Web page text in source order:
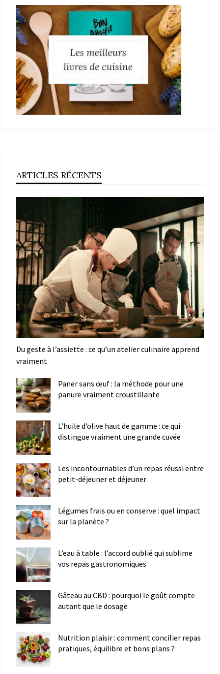
ARTICLES RÉCENTS
Du geste à l’assiette : ce qu’un atelier culinaire apprend
vraiment
Paner sans œuf : la méthode pour une
panure vraiment croustillante
L’huile d’olive haut de gamme : ce qui
distingue vraiment une grande cuvée
Les incontournables d’un repas réussi entre
petit-déjeuner et déjeuner
Légumes frais ou en conserve : quel impact
sur la planète ?
L’eau à table : l’accord oublié qui sublime
vos repas gastronomiques
Gâteau au CBD : pourquoi le goût compte
autant que le dosage
Nutrition plaisir : comment concilier repas
pratiques, équilibre et bons plans ?